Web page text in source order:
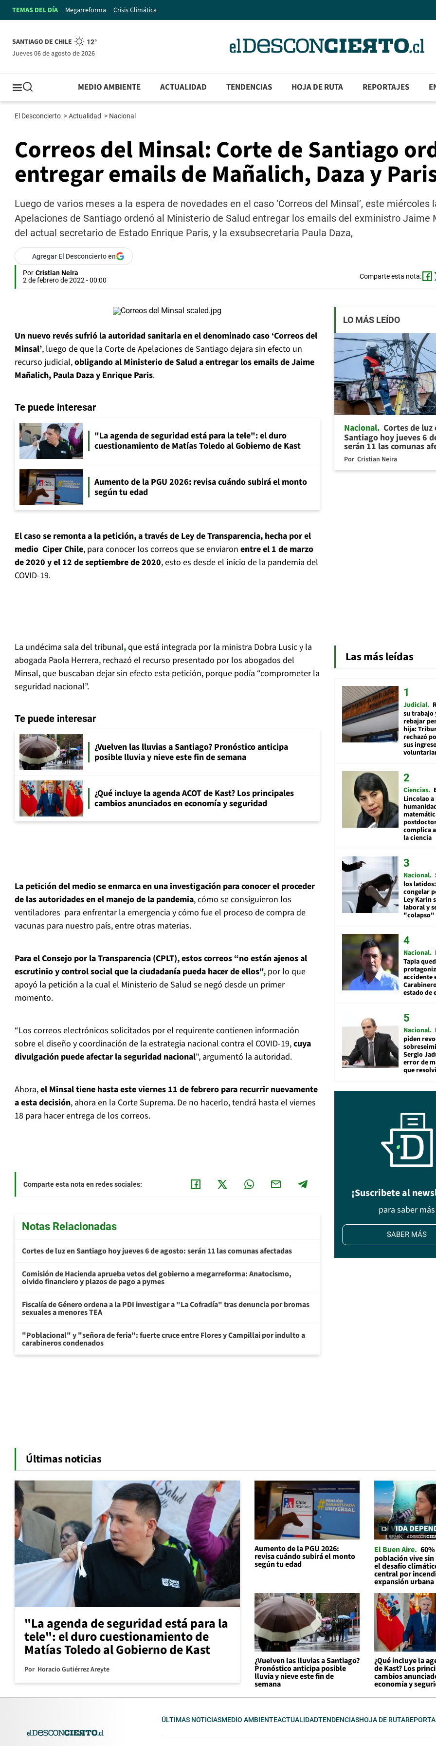
TEMAS DEL DÍA Megarreforma Crisis Climática
SANTIAGO DE CHILE 12°
jueves 06 de agosto de 2026
MEDIO AMBIENTE ACTUALIDAD TENDENCIAS HOJA DE RUTA REPORTAJES
El Desconcierto >Actualidad > Nacional
Correos del Minsal: Corte de Santiago
entregar emails de Mañalich, Daza y
Luego de varios meses a la espera de novedades en el caso ‘Correos del Minsal’, este miércoles
Apelaciones de Santiago ordenó al Ministerio de Salud entregar los emails del exministro Jaime
del actual secretario de Estado Enrique Paris, y la exsubsecretaria Paula Daza,
Agregar El Desconcierto en
Por Cristian Neira
2 de febrero de 2022 - 00:00
Comparte esta nota:
Un nuevo revés sufrió la autoridad sanitaria en el denominado caso ‘Correos del
Minsal’, luego de que la Corte de Apelaciones de Santiago dejara sin efecto un
recurso judicial,obligando al Ministerio de Salud a entregar los emails de Jaime
Mañalich, Paula Daza y Enrique Paris.
Te puede interesar
"La agenda de seguridad está para la tele": el duro
cuestionamiento de Matías Toledo al Gobierno de Kast
Aumento de la PGU 2026: revisa cuándo subirá el monto
según tu edad
El caso se remonta a la petición, a través de Ley de Transparencia, hecha por el
medio Ciper Chile, para conocer los correos que se enviaron entre el 1 de marzo
de 2020 y el 12 de septiembre de 2020, esto es desde el inicio de la pandemia del
COVID-19.
La undécima sala del tribunal,que está integrada por la ministra Dobra Lusic y la
abogada Paola Herrera, rechazó el recurso presentado por los abogados del
Minsal, que buscaban dejar sin efecto esta petición, porque podía “comprometer la
seguridad nacional”.
Te puede interesar
¿Vuelven las lluvias a Santiago? Pronóstico anticipa
posible lluvia y nieve este fin de semana
¿Qué incluye la agenda ACOT de Kast? Los principales
cambios anunciados en economía y seguridad
La petición del medio se enmarca en una investigación para conocer el proceder
de las autoridades en el manejo de la pandemia, cómo se consiguieron los
ventiladores para enfrentar la emergencia y cómo fue el proceso de compra de
vacunas para nuestro país, entre otras materias.
Para el Consejo por la Transparencia (CPLT), estos correos “no están ajenos al
escrutinio y control social que la ciudadanía pueda hacer de ellos", por lo que
apoyó la petición a la cual el Ministerio de Salud se negó desde un primer
momento.
“Los correos electrónicos solicitados por el requirente contienen información
sobre el diseño y coordinación de la estrategia nacional contra el COVID-19,cuya
divulgación puede afectar la seguridad nacional", argumentó la autoridad.
Ahora,el Minsal tiene hasta este viernes 11 de febrero para recurrir nuevamente
a esta decisión, ahora en la Corte Suprema. De no hacerlo, tendrá hasta el viernes
18 para hacer entrega de los correos.
Comparte esta nota en redes sociales:
Notas Relacionadas
Cortes de luz en Santiago hoy jueves 6 de agosto: serán 11 las comunas afectadas
Comisión de Hacienda aprueba vetos del gobierno a megarreforma: Anatocismo,
olvido financiero y plazos de pago a pymes
Fiscalía de Género ordena a la PDI investigar a "La Cofradía" tras denuncia por bromas
sexuales a menores TEA
"Poblacional" y "señora de feria": fuerte cruce entre Flores y Campillai por indulto a
carabineros condenados
LO MÁS LEÍDO
Nacional Cortes de luz
Santiago hoy jueves 6
serán 11 las comunas
Por Cristian Neira
Las más leídas
Judicial
su trabajo
rebajar
hija:
rechazó
sus
Ciencias
Lincolao a
complica
la ciencia
Nacional
los
congelar
Ley Karin
laboral y
"colapso"
Nacional
Tapia
accidente
estado de
Nacional
piden
Sergio
error de
que
¡Suscribete al
para saber más
SABER MÁS
Últimas noticias
"La agenda de seguridad está para la
tele": el duro cuestionamiento de
Matías Toledo al Gobierno de Kast
Por Horacio Gutiérrez Areyte
Aumento de la PGU 2026:
revisa cuándo subirá el monto
según tu edad
El Buen Aire
población vive
el desafío
central por
expansión urbana
¿Vuelven las lluvias a Santiago?
Pronóstico anticipa posible
lluvia y nieve este fin de
semana
¿Qué incluye la
de Kast? Los
cambios
economía y
ÚLTIMAS NOTICIASMEDIO AMBIENTEACTUALIDADTENDENCIASHOJA DE RUTA